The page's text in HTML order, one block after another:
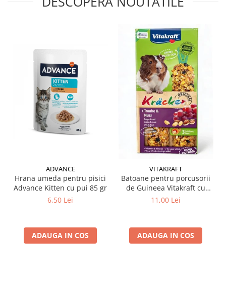
ADVANCE
Hrana umeda pentru pisici
Advance Kitten cu pui 85 gr
6,50 Lei
ADAUGA IN COS
VITAKRAFT
Batoane pentru porcusorii
de Guineea Vitakraft cu
struguri & nuci 2 buc
11,00 Lei
ADAUGA IN COS